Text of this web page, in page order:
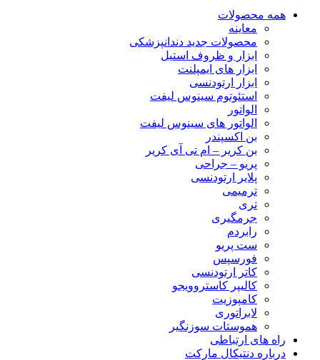
همه محصولات
معاینه
محصولات جدید دندانپزشکی
ابزار و ظروف استیل
ابزار های ایمپلنت
ابزار ارتودنسی
استئوتوم سینوس لیفت
الواتور
الواتور های سینوس لیفت
بن اکسپندر
بن کریر – ام تی آی کریر
پریو – جراحی
پلایر ارتودنسی
ترمیمی
تری
جرمگیری
رابردم
ست پریو
فورسپس
کاتر ارتودنسی
کالیپر کاستروویجو
کامپوزیت
لابراتوری
هموستات سوزنگیر
راه های ارتباطی
درباره دنتیکال مارکت